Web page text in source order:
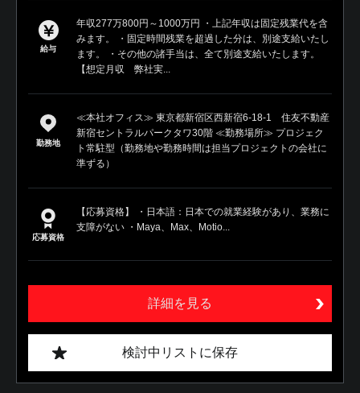
給与
年収277万800円～1000万円 ・上記年収は固定残業代を含
みます。 ・固定時間残業を超過した分は、別途支給いたし
ます。 ・その他の諸手当は、全て別途支給いたします。
【想定月収 弊社実...
勤務地
≪本社オフィス≫ 東京都新宿区西新宿6-18-1 住友不動産
新宿セントラルパークタワ30階 ≪勤務場所≫ プロジェク
ト常駐型（勤務地や勤務時間は担当プロジェクトの会社に
準ずる）
応募資格
【応募資格】 ・日本語：日本での就業経験があり、業務に
支障がない ・Maya、Max、Motio...
詳細を見る
検討中リストに保存